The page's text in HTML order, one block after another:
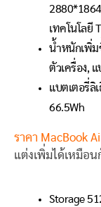
เทคโนโลยี
น้ำหนักเพิ่ม
ตัวเครื่อง,
แบตเตอรี่ลิ
66.5Wh
ราคา MacBook
แต่งเพิ่มได้เหมือ
Storage